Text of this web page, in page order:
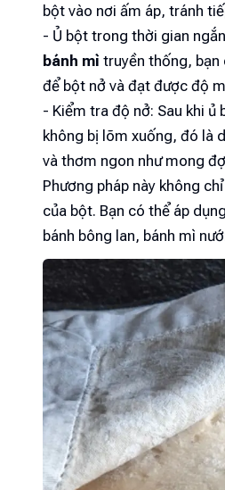
bột vào nơi ấm áp, tránh
- Ủ bột trong thời gian
bánh mì truyền thống, bạn
để bột nở và đạt được độ
- Kiểm tra độ nở: Sau khi ủ
không bị lõm xuống, đó là
và thơm ngon như mong
Phương pháp này không
của bột. Bạn có thể áp dụng
bánh bông lan, bánh mì